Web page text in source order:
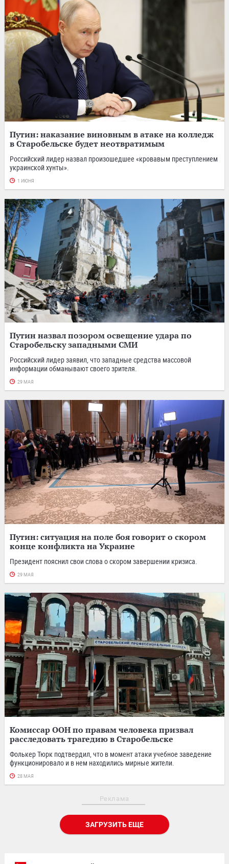
Путин: наказание виновным в атаке на колледж
в Старобельске будет неотвратимым
Российский лидер назвал произошедшее «кровавым преступлением
украинской хунты».
1 ИЮНЯ
Путин назвал позором освещение удара по
Старобельску западными СМИ
Российский лидер заявил, что западные средства массовой
информации обманывают своего зрителя.
29 МАЯ
Путин: ситуация на поле боя говорит о скором
конце конфликта на Украине
Президент пояснил свои слова о скором завершении кризиса.
29 МАЯ
Комиссар ООН по правам человека призвал
расследовать трагедию в Старобельске
Фолькер Тюрк подтвердил, что в момент атаки учебное заведение
функционировало и в нем находились мирные жители.
28 МАЯ
Реклама
ЗАГРУЗИТЬ ЕЩЕ